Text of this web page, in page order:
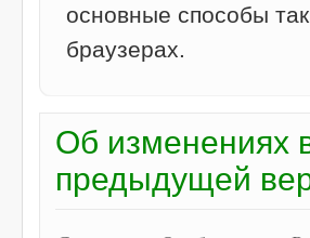
основные способы
браузерах.
Об изменениях
предыдущей